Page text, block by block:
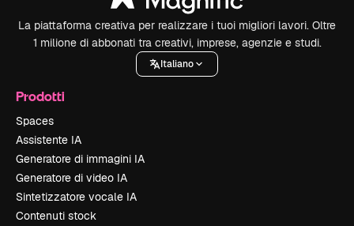
La piattaforma creativa per realizzare i tuoi migliori lavori. Oltre
1 milione di abbonati tra creativi, imprese, agenzie e studi.
Italiano
Prodotti
Spaces
Assistente IA
Generatore di immagini IA
Generatore di video IA
Sintetizzatore vocale IA
Contenuti stock